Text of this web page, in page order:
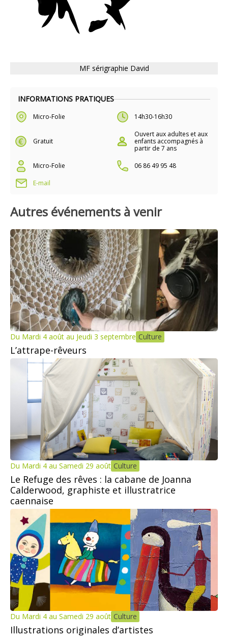
INFORMATIONS PRATIQUES
Micro-Folie 14h30-16h30
Gratuit
Ouvert aux adultes et aux
enfants accompagnés à
partir de 7 ans
Micro-Folie
06 86 49 95 48
E-mail
MF sérigraphie David
Autres événements à venir
Du Mardi 4 août au Jeudi 3 septembre Culture
L’attrape-rêveurs
Du Mardi 4 au Samedi 29 août Culture
Le Refuge des rêves : la cabane de Joanna
Calderwood, graphiste et illustratrice
caennaise
Du Mardi 4 au Samedi 29 août Culture
Illustrations originales d’artistes